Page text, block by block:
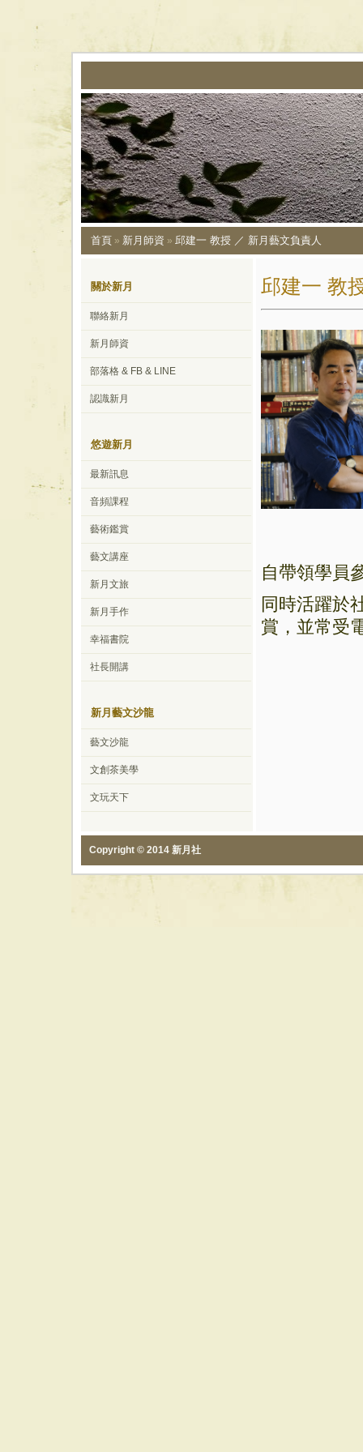
首頁 » 新月師資 » 邱建一 教授 ／ 新月藝文負責人
關於新月
聯絡新月
新月師資
部落格 & FB & LINE
認識新月
悠遊新月
最新訊息
音頻課程
藝術鑑賞
藝文講座
新月文旅
新月手作
幸福書院
社長開講
新月藝文沙龍
藝文沙龍
文創茶美學
文玩天下
邱建一 教
自帶領學員
同時活躍於
賞，並常受
Copyright © 2014 新月社